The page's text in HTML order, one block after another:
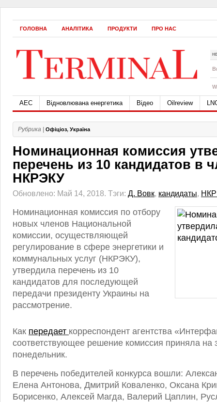
ГОЛОВНА АНАЛІТИКА ПРОДУКТИ ПРО НАС
АЕС Відновлювана енергетика Відео Oilreview
Рубрика | Офіціоз, Україна
Номинационная комиссия
перечень из 10 кандидатов в
НКРЭКУ
Обновлено: Май 14, 2018. Тэги: Д. Вовк, кандидаты,
Номинационная комиссия по отбору
новых членов Национальной
комиссии, осуществляющей
регулирование в сфере энергетики и
коммунальных услуг (НКРЭКУ),
утвердила перечень из 10
кандидатов для последующей
передачи президенту Украины на
рассмотрение.
Как передает корреспондент агентства
соответствующее решение комиссия приняла на
понедельник.
В перечень победителей конкурса вошли:
Елена Антонова, Дмитрий Коваленко, Оксана
Борисенко, Алексей Магда, Валерий Цаплин,